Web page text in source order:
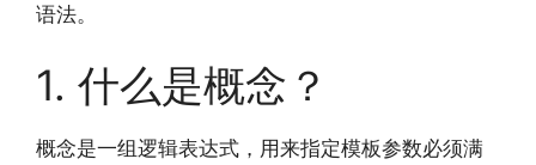
语法。
1. 什么是概念？
概念是一组逻辑表达式，用来指定模板参数必须满